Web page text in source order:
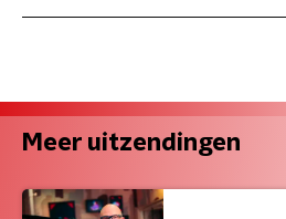
Meer uitzendingen